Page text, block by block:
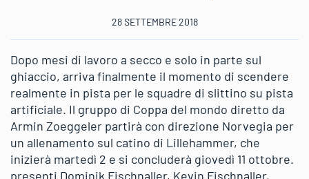
28 SETTEMBRE 2018
Dopo mesi di lavoro a secco e solo in parte sul
ghiaccio, arriva finalmente il momento di scendere
realmente in pista per le squadre di slittino su pista
artificiale. Il gruppo di Coppa del mondo diretto da
Armin Zoeggeler partirà con direzione Norvegia per
un allenamento sul catino di Lillehammer, che
inizierà martedì 2 e si concluderà giovedì 11 ottobre.
presenti Dominik Fischnaller, Kevin Fischnaller,